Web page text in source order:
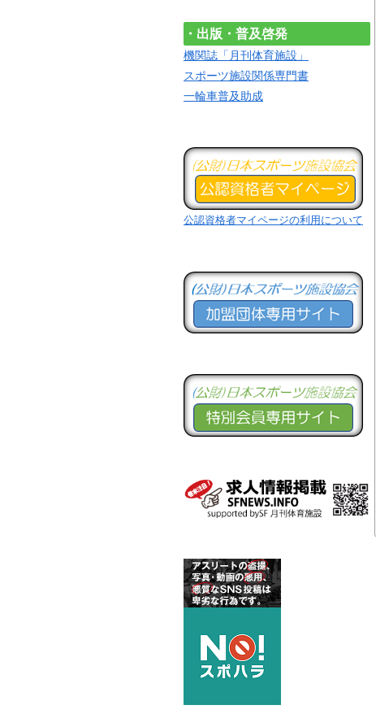
・出版・普及啓発
機関誌「月刊体育施設」
スポーツ施設関係専門書
一輪車普及助成
公認資格者マイページの利用について